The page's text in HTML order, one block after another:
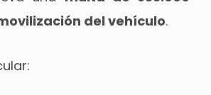
del vehículo.